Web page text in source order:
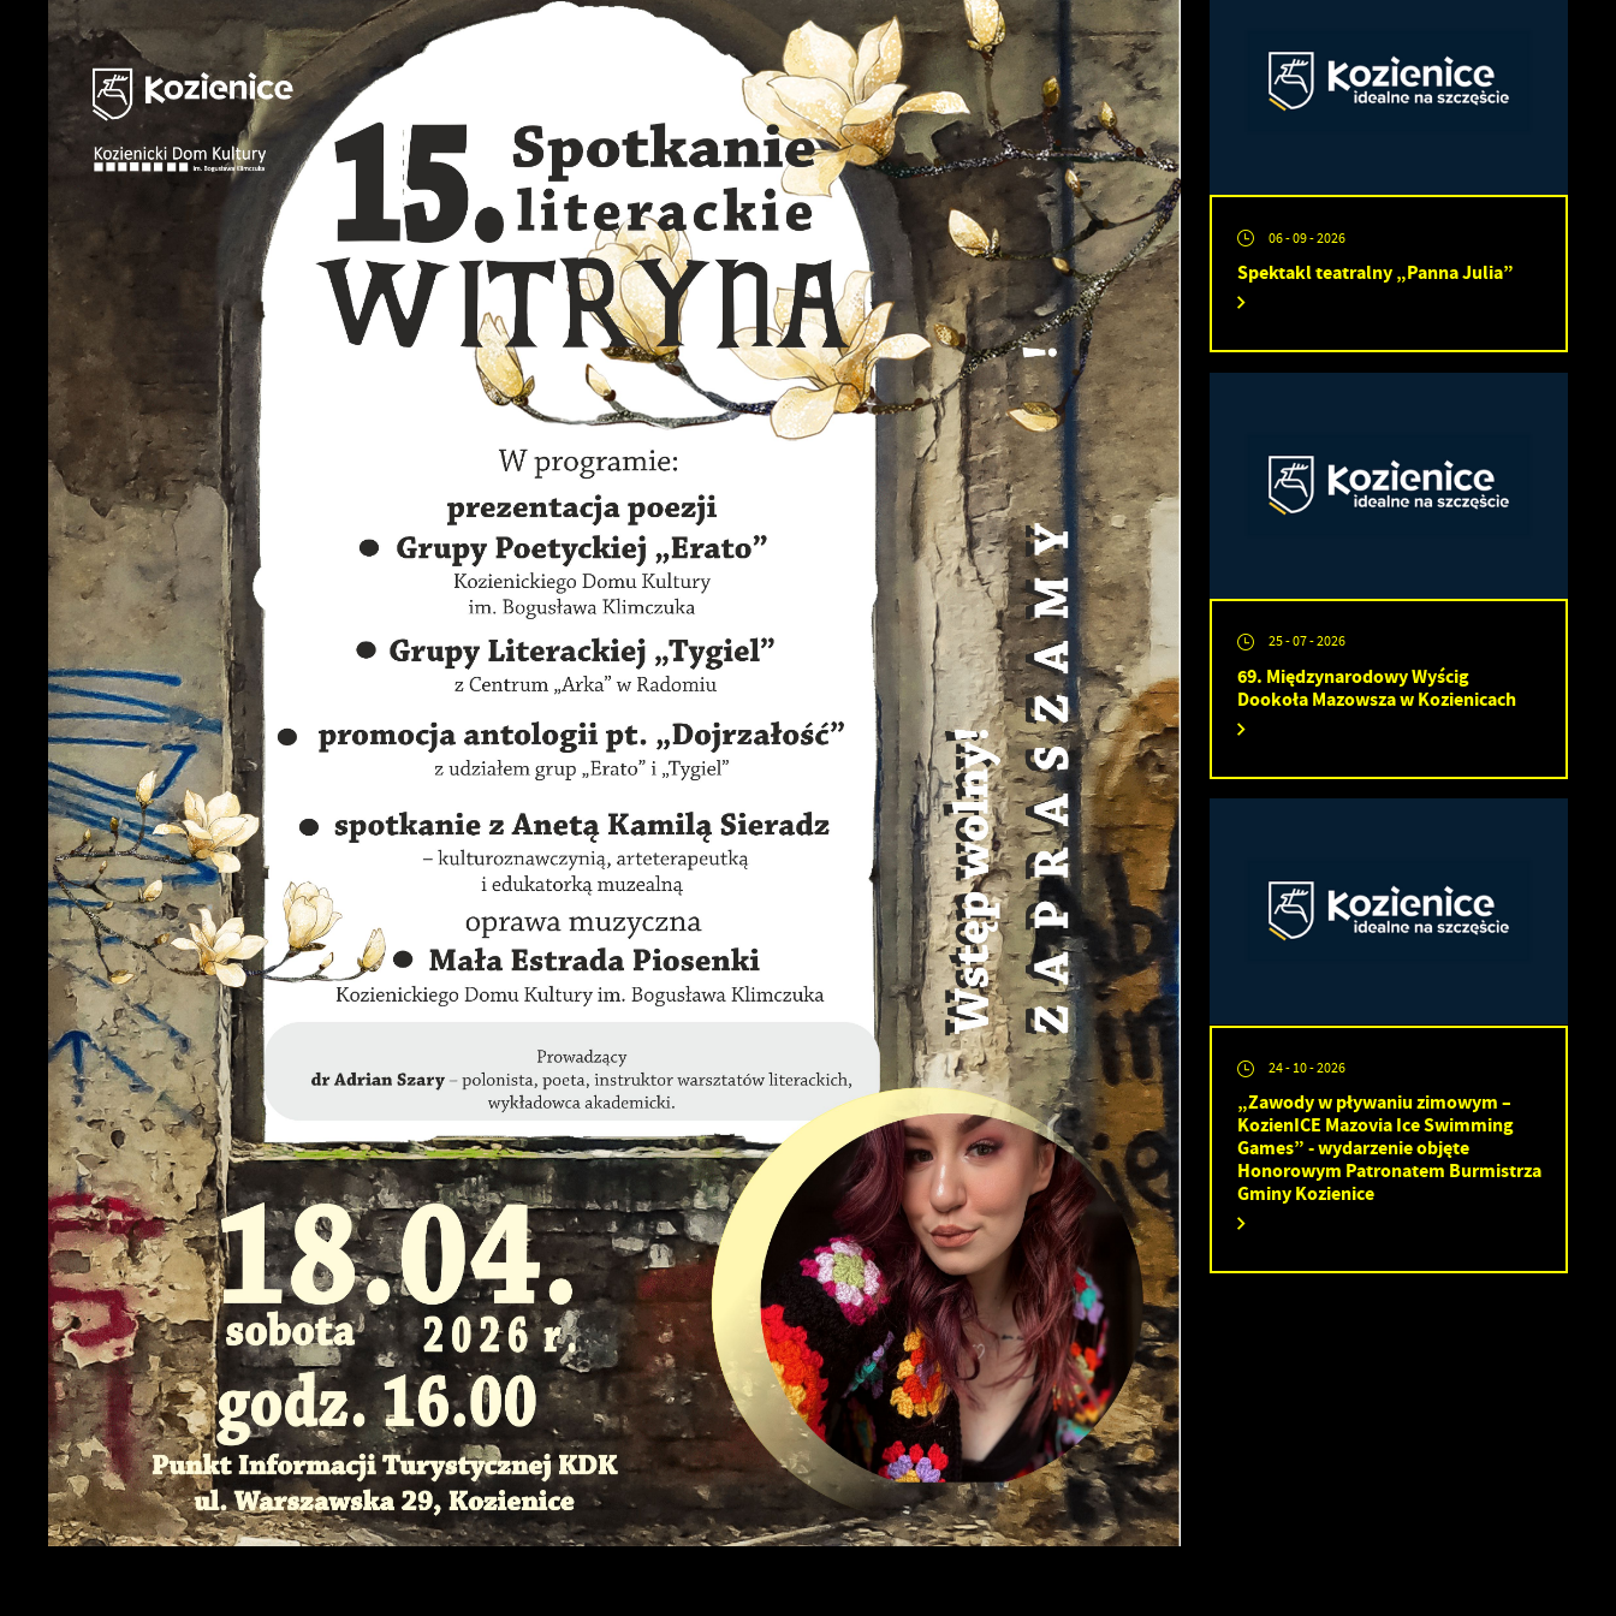
06 - 09 - 2026
Spektakl teatralny „Panna Julia”
25 - 07 - 2026
69. Międzynarodowy Wyścig
Dookoła Mazowsza w Kozienicach
24 - 10 - 2026
„Zawody w pływaniu zimowym –
KozienICE Mazovia Ice Swimming
Games” - wydarzenie objęte
Honorowym Patronatem Burmistrza
Gminy Kozienice
Ustawienia
Szanujemy Twoją prywatność. Możesz zmienić ustawienia cookies lub zaakceptować je
wszystkie. W dowolnym momencie możesz dokonać zmiany swoich ustawień.
Niezbędne
Niezbędne pliki cookies służą do prawidłowego funkcjonowania strony internetowej i
umożliwiają Ci komfortowe korzystanie z oferowanych przez nas usług.
Pliki cookies odpowiadają na podejmowane przez Ciebie działania w celu m.in. dostosowania
Twoich ustawień preferencji prywatności, logowania czy wypełniania formularzy. Dzięki
plikom cookies strona, z której korzystasz, może działać bez zakłóceń.
Zapoznaj się zPOLITYKĄ PRYWATNOŚCI I PLIKÓW COOKIES.
Więcej
Funkcjonalne i personalizacyjne
Tego typu pliki cookies umożliwiają stronie internetowej zapamiętanie wprowadzonych przez